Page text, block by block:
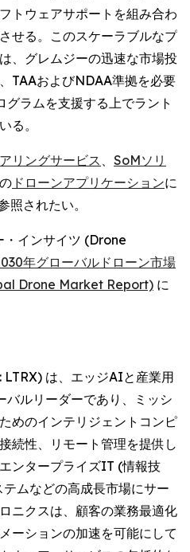
トウェアサポートを組み合わ
せる。このスケーラブルなプ
、グレムジーの迅速な市場投
TAAおよびNDAA準拠を必要
ラムを支援する上でラント
る。
リングサービス
SoMソリ
ドローンアプリケーションに
されたい。
・インサイツ (Drone
年グローバルドローン市場
Drone Market Report) に
は、エッジAIと産業用
ルリーダーであり、ミッシ
めのインテリジェントコンピ
続性、リモート管理を提供し
ンタープライズIT (情報技
ムなどの高成長市場にサー
ニクスは、顧客の業務最適化
ーションの加速を可能にして